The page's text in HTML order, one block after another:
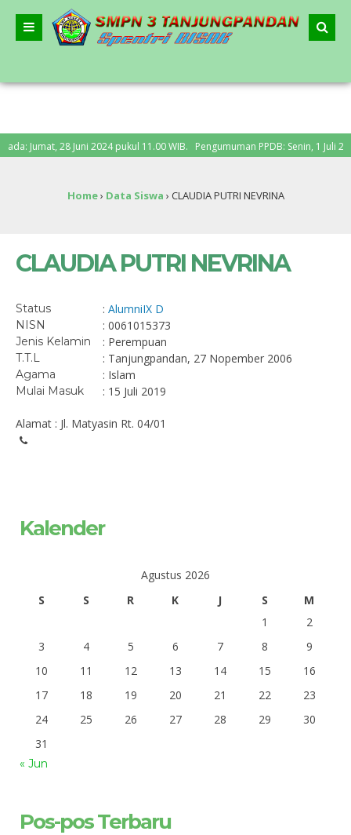
28 Juni 2024 pukul 11.00 WIB. Pengumuman PPDB: Senin, 1 Juli 2024
Home› Data Siswa › CLAUDIA PUTRI NEVRINA
CLAUDIA PUTRI NEVRINA
Status : AlumniIX D
NISN : 0061015373
Jenis Kelamin : Perempuan
T.T.L : Tanjungpandan, 27 Nopember 2006
Agama : Islam
Mulai Masuk : 15 Juli 2019
Alamat : Jl. Matyasin Rt. 04/01
Kalender
Agustus 2026
S
S R K J S
M
1
2
3
4 5 6 7 8
9
10
11 12 13 14 15
16
17
18 19 20 21 22
23
24
25 26 27 28 29
30
31
« Jun
Pos-pos Terbaru